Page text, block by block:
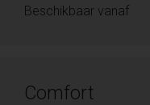
Beschikbaar vanaf
Comfort